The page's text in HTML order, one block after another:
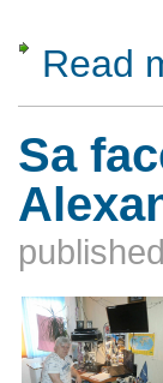
Read
Sa